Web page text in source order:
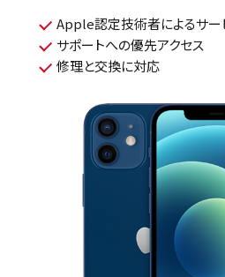
Apple認定技術者によるサー
サポートへの優先アクセス
修理と交換に対応